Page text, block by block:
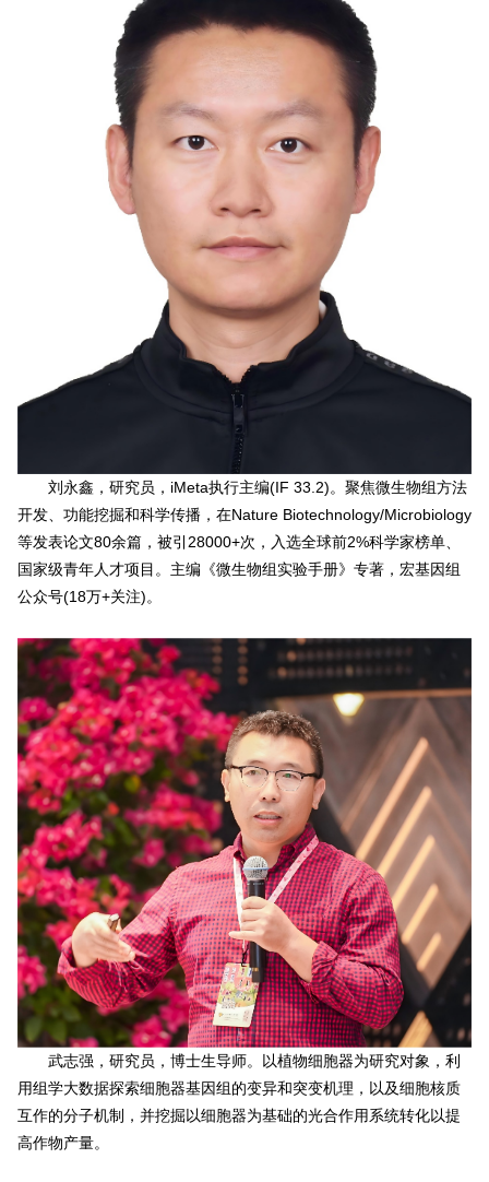
刘永鑫，研究员，iMeta执行主编(IF 33.2)。聚焦微生物组方法
开发、功能挖掘和科学传播，在Nature Biotechnology/Microbiology
等发表论文80余篇，被引28000+次，入选全球前2%科学家榜单、
国家级青年人才项目。主编《微生物组实验手册》专著，宏基因组
公众号(18万+关注)。
武志强，研究员，博士生导师。以植物细胞器为研究对象，利
用组学大数据探索细胞器基因组的变异和突变机理，以及细胞核质
互作的分子机制，并挖掘以细胞器为基础的光合作用系统转化以提
高作物产量。